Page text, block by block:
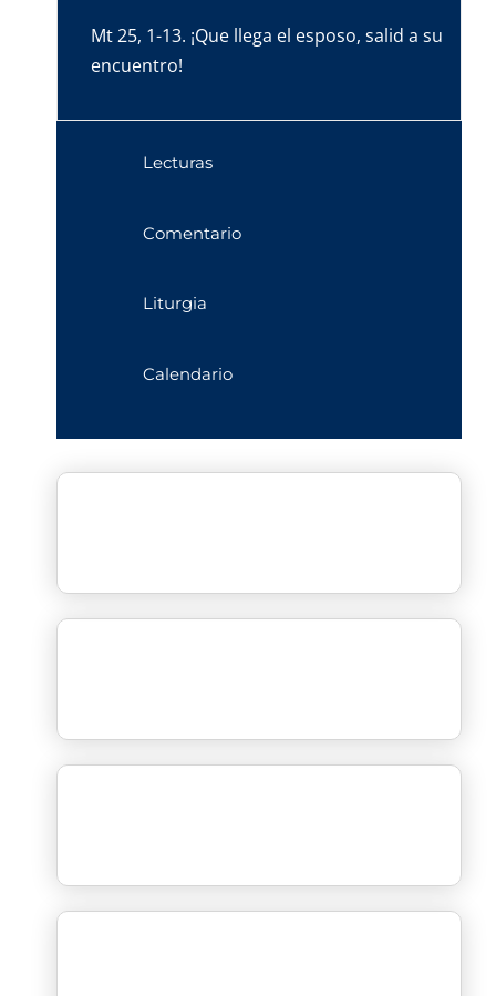
Mt 25, 1-13. ¡Que llega el esposo, salid a su
encuentro!
Lecturas
Comentario
Liturgia
Calendario